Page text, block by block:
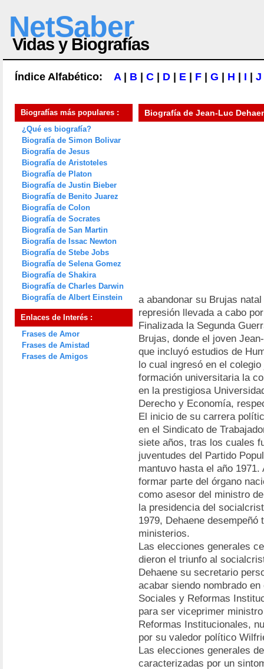
NetSaber
Vidas y Biografías
Índice Alfabético: A| B C D E F G H I J
Biografías más populares :
¿Qué es biografía?
Biografía de Simon Bolivar
Biografía de Jesus
Biografía de Aristoteles
Biografía de Platon
Biografía de Justin Bieber
Biografía de Benito Juarez
Biografía de Colon
Biografía de Socrates
Biografía de San Martin
Biografía de Issac Newton
Biografía de Stebe Jobs
Biografía de Selena Gomez
Biografía de Shakira
Biografía de Charles Darwin
Biografía de Albert Einstein
Enlaces de Interés :
Frases de Amor
Frases de Amistad
Frases de Amigos
Biografía de Jean-Luc
a abandonar su Brujas
represión llevada a cabo
Finalizada la Segunda
Brujas, donde el joven
que incluyó estudios de
lo cual ingresó en el
formación universitaria la
en la prestigiosa
Derecho y Economía,
El inicio de su carrera
en el Sindicato de
siete años, tras los cuales
juventudes del Partido
mantuvo hasta el año
formar parte del órgano
como asesor del ministro
la presidencia del
1979, Dehaene
ministerios.
Las elecciones generales
dieron el triunfo al
Dehaene su secretario
acabar siendo nombrado
Sociales y Reformas
para ser viceprimer
Reformas Institucionales,
por su valedor político
Las elecciones generales
caracterizadas por un